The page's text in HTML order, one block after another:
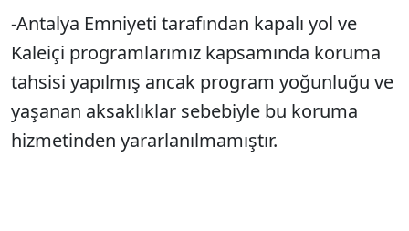
-Antalya Emniyeti tarafından kapalı yol ve
Kaleiçi programlarımız kapsamında koruma
tahsisi yapılmış ancak program yoğunluğu ve
yaşanan aksaklıklar sebebiyle bu koruma
hizmetinden yararlanılmamıştır.